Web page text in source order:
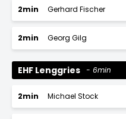
2min Gerhard Fischer
2min Georg Gilg
EHF Lenggries 6min
2min Michael Stock